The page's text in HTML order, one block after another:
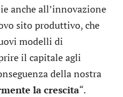
anche all’innovazione
sito produttivo, che
modelli di
il capitale agli
della nostra
la crescita“.